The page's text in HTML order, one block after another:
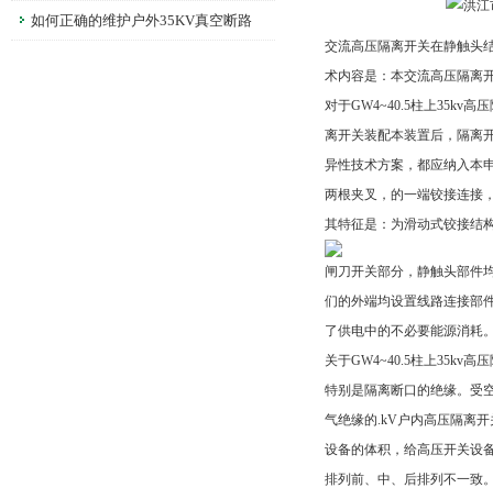
如何正确的维护户外35KV真空断路
交流高压隔离开关在静触头
术内容是：本交流高压隔离
对于GW4~40.5柱上35kv高
离开关装配本装置后，隔离
异性技术方案，都应纳入本
两根夹叉，的一端铰接连接
其特征是：为滑动式铰接结
闸刀开关部分，静触头部件
们的外端均设置线路连接部
了供电中的不必要能源消耗
关于GW4~40.5柱上35kv高
特别是隔离断口的绝缘。受
气绝缘的.kV户内高压隔离
设备的体积，给高压开关设
排列前、中、后排列不一致